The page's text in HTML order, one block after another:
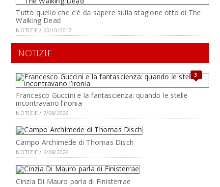
Tutto quello che c'è da sapere sulla stagione otto di The
Walking Dead
NOTIZIE / 20/10/2017
NOTIZIE
3
Francesco Guccini e la fantascienza: quando le stelle
incontravano l’ironia
NOTIZIE / 7/08/2026
Campo Archimede di Thomas Disch
NOTIZIE / 6/08/2026
Cinzia Di Mauro parla di Finisterrae